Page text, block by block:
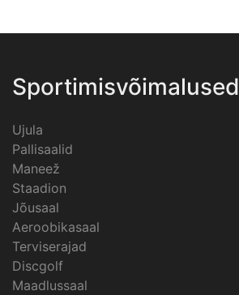
Sportimisvõimalused
Ujula
Pallisaalid
Maneež
Staadion
Jõusaal
Aeroobikasaal
Terviserajad
Discgolf
Maadlussaal